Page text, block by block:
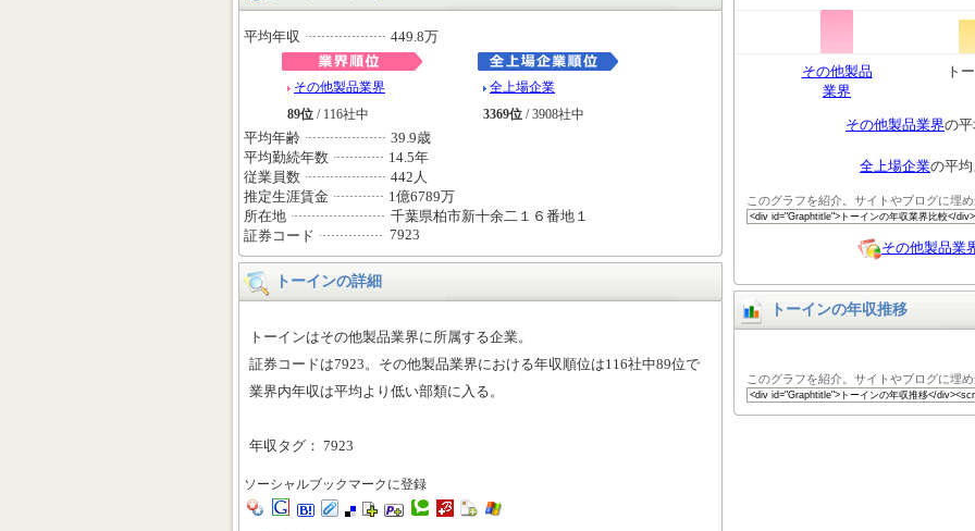
平均年収 449.8万
その他製品業界
89位 / 116社中
全上場企業
3369位 / 3908社中
平均年齢
39.9歳
平均勤続年数
14.5年
従業員数
442人
推定生涯賃金
1億6789万
所在地
千葉県柏市新十余二１６番地１
証券コード
7923
トーインの詳細
トーインはその他製品業界に所属する企業。
証券コードは7923。その他製品業界における年収順位は116社中89位で
業界内年収は平均より低い部類に入る。
年収タグ： 7923
ソーシャルブックマークに登録
その他製品
業界
ト
その他製品業界の
全上場企業の平
このグラフを紹介。サイトやブログに埋
その他製品業
トーインの年収推移
このグラフを紹介。サイトやブログに埋